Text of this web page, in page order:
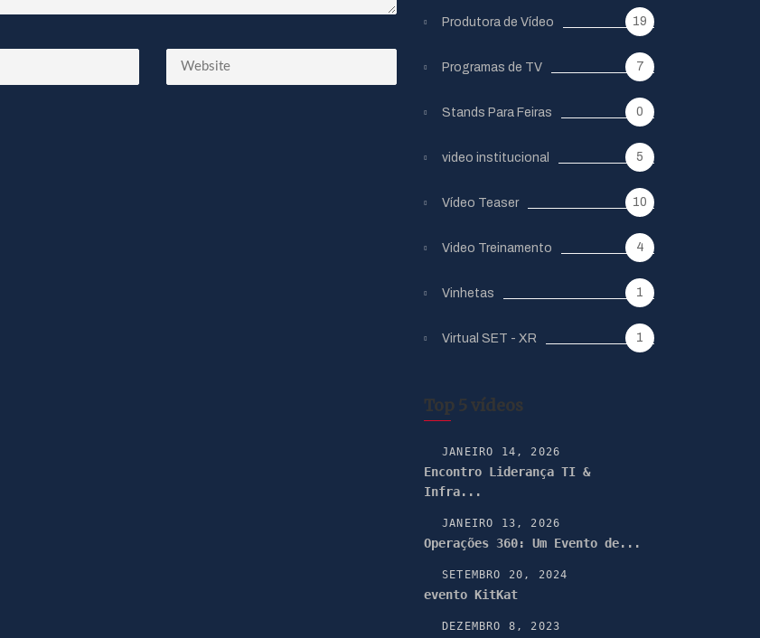
Produtora de Vídeo 19
Programas de TV 7
Stands Para Feiras 0
video institucional 5
Vídeo Teaser 10
Video Treinamento 4
Vinhetas 1
Virtual SET - XR 1
Top 5 vídeos
JANEIRO 14, 2026
Encontro Liderança TI &
Infra...
JANEIRO 13, 2026
Operações 360: Um Evento de...
SETEMBRO 20, 2024
evento KitKat
DEZEMBRO 8, 2023